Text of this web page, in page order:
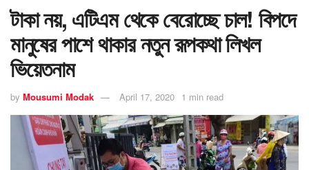
টাকা নয়, এটিএম থেকে বেরোচ্ছে চাল! বিপদে
মানুষের পাশে থাকার নতুন রূপকথা লিখল
ভিয়েতনাম
by Mousumi Modak April 17, 2020 1 min read